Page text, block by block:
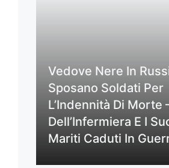
Vedove Nere In
Sposano Soldati Per
L’Indennità Di Morte
Dell’Infermiera E I
Mariti Caduti In